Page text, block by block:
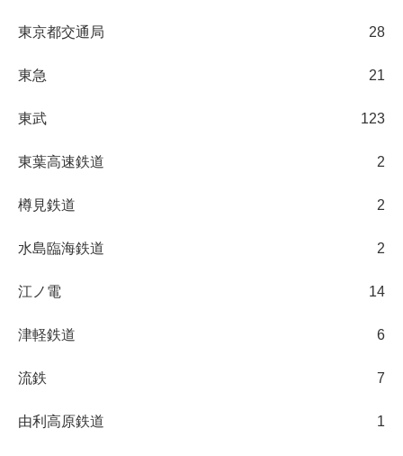
東京都交通局 28
東急 21
東武 123
東葉高速鉄道 2
樽見鉄道 2
水島臨海鉄道 2
江ノ電 14
津軽鉄道 6
流鉄 7
由利高原鉄道 1